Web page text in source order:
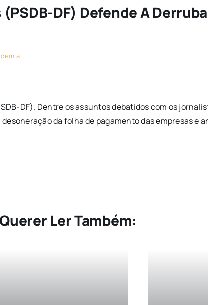
DF) Defende A
DF). Dentre os assuntos debatidos com os
da folha de pagamento das empresas e
Ler Também: